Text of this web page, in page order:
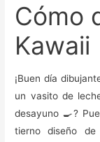
Cómo
Kawaii
¡Buen día
un vasito de
desayuno 🍳?
tierno diseño